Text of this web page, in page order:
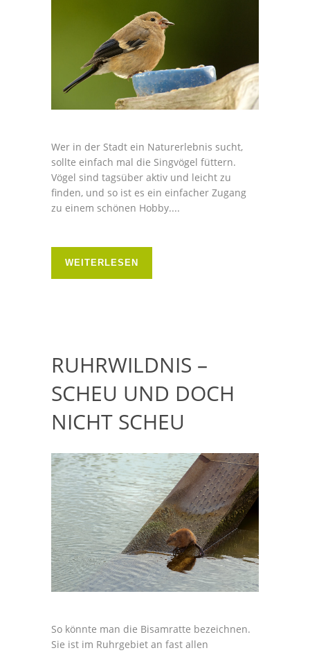
Wer in der Stadt ein Naturerlebnis sucht,
sollte einfach mal die Singvögel füttern.
Vögel sind tagsüber aktiv und leicht zu
finden, und so ist es ein einfacher Zugang
zu einem schönen Hobby....
WEITERLESEN
RUHRWILDNIS –
SCHEU UND DOCH
NICHT SCHEU
So könnte man die Bisamratte bezeichnen.
Sie ist im Ruhrgebiet an fast allen